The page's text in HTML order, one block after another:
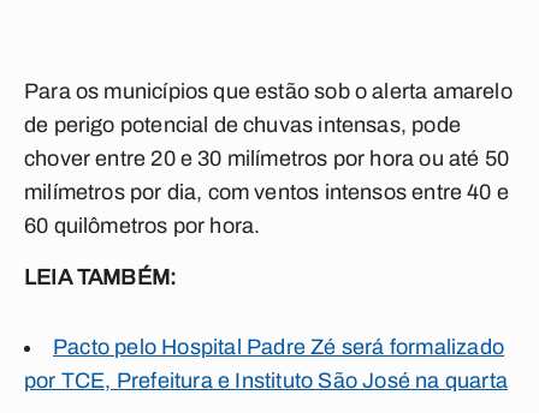
Para os municípios que estão sob o alerta amarelo
de perigo potencial de chuvas intensas, pode
chover entre 20 e 30 milímetros por hora ou até 50
milímetros por dia, com ventos intensos entre 40 e
60 quilômetros por hora.
LEIA TAMBÉM:
Pacto pelo Hospital Padre Zé será formalizado
por TCE, Prefeitura e Instituto São José na quarta